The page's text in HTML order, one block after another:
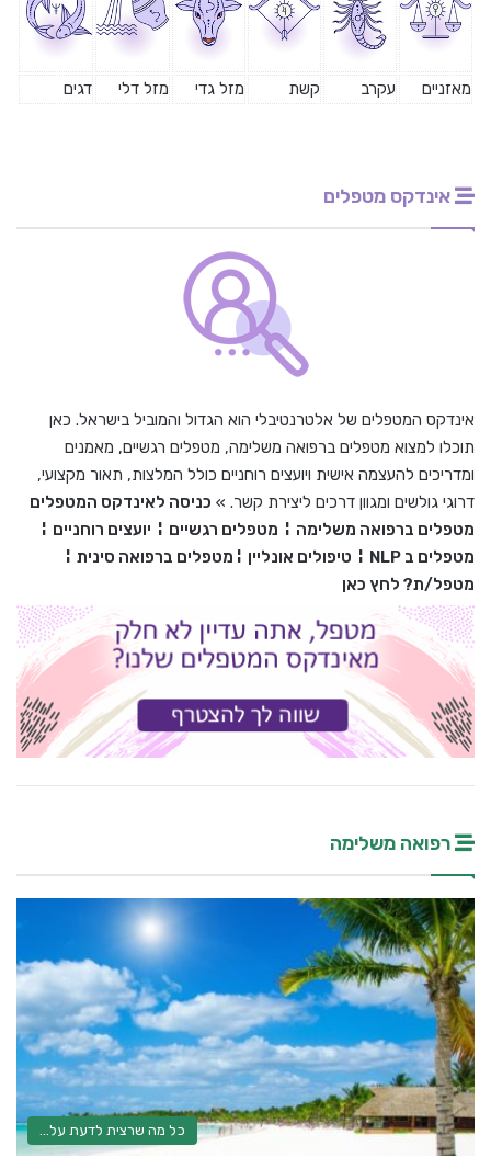
מאזניים עקרב קשת מזל גדי מזל דלי דגים
אינדקס מטפלים
אינדקס המטפלים של אלטרנטיבלי הוא הגדול והמוביל בישראל. כאן
תוכלו למצוא מטפלים ברפואה משלימה, מטפלים רגשיים, מאמנים
ומדריכים להעצמה אישית ויועצים רוחניים כולל המלצות, תאור מקצועי,
דרוגי גולשים ומגוון דרכים ליצירת קשר. » כניסה לאינדקס המטפלים
מטפלים ברפואה משלימה ¦ מטפלים רגשיים ¦ יועצים רוחניים ¦
מטפלים ב NLP
¦ טיפולים אונליין ¦ מטפלים ברפואה סינית ¦
מטפל/ת? לחץ כאן
רפואה משלימה
כל מה שרצית לדעת על...